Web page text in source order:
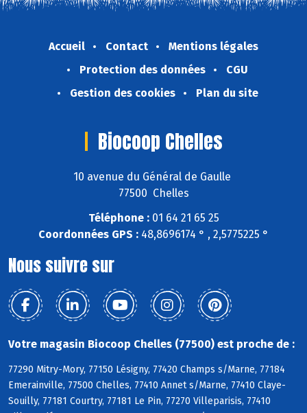
Accueil Contact
Mentions légales
Protection des données
CGU
Gestion des cookies
Plan du site
Biocoop Chelles
10 avenue du Général de Gaulle
77500 Chelles
Téléphone :01 64 21 65 25
Coordonnées GPS : 48,8696174 ° , 2,5775225 °
Nous suivre sur
Votre magasin Biocoop Chelles (77500) est proche de :
77290 Mitry-Mory, 77150 Lésigny, 77420 Champs s/Marne, 77184
Emerainville, 77500 Chelles, 77410 Annet s/Marne, 77410 Claye-
Souilly, 77181 Courtry, 77181 Le Pin, 77270 Villeparisis, 77410